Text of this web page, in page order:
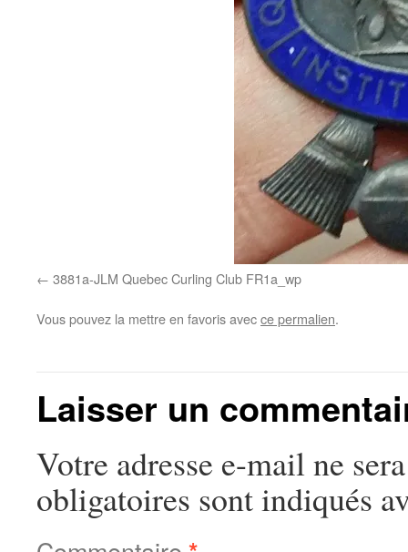
3881a-JLM Quebec Curling Club FR1a_wp
Vous pouvez la mettre en favoris avecce permalien.
Laisser un
Votre adresse e-mail ne
obligatoires sont indiqués